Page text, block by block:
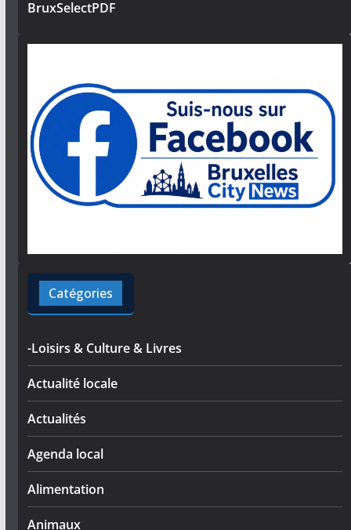
BruxSelectPDF
Catégories
-Loisirs & Culture & Livres
Actualité locale
Actualités
Agenda local
Alimentation
Animaux